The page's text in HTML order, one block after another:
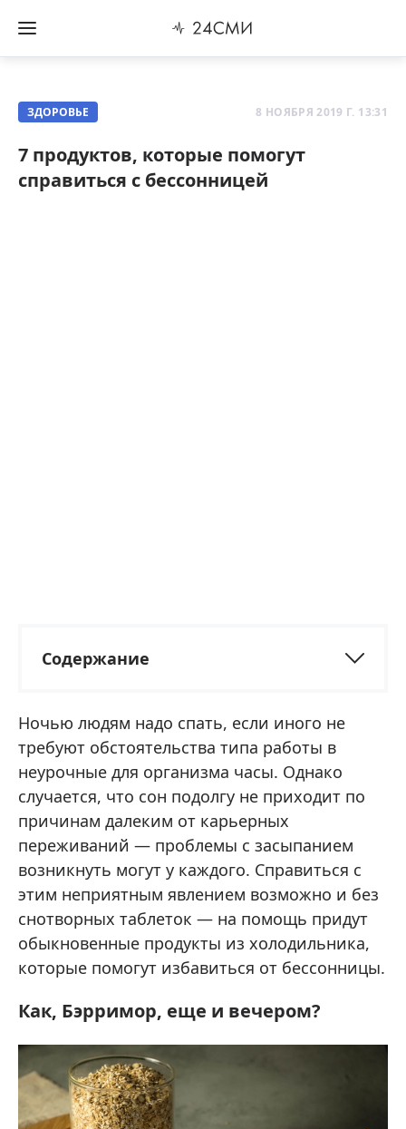
ЗДОРОВЬЕ 8 НОЯБРЯ 2019 Г. 13:31
7 продуктов, которые помогут
справиться с бессонницей
Содержание
Ночью людям надо спать, если иного не
требуют обстоятельства типа работы в
неурочные для организма часы. Однако
случается, что сон подолгу не приходит по
причинам далеким от карьерных
переживаний — проблемы с засыпанием
возникнуть могут у каждого. Справиться с
этим неприятным явлением возможно и без
снотворных таблеток — на помощь придут
обыкновенные продукты из холодильника,
которые помогут избавиться от бессонницы.
Как, Бэрримор, еще и вечером?